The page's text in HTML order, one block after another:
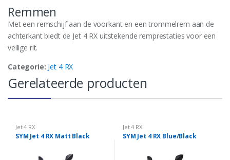
Remmen
Met een remschijf aan de voorkant en een trommelrem aan de
achterkant biedt de Jet 4 RX uitstekende remprestaties voor een
veilige rit.
Categorie: Jet 4 RX
Gerelateerde producten
Jet 4 RX
SYM Jet 4 RX Matt Black
Jet 4 RX
SYM Jet 4 RX Blue/Black